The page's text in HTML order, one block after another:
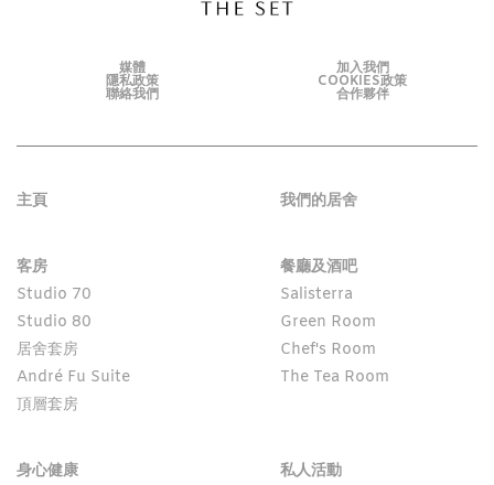
媒體 加入我們
隱私政策 COOKIES政策
聯絡我們 合作夥伴
主頁 我們的居舍
客房
Studio 70
Studio 80
居舍套房
André Fu Suite
頂層套房
餐廳及酒吧
Salisterra
Green Room
Chef's Room
The Tea Room
身心健康
私人活動